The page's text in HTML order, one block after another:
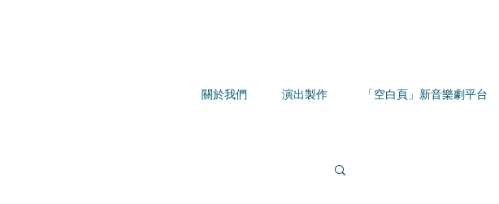
關於我們 演出製作 「空白頁」新音樂劇平台